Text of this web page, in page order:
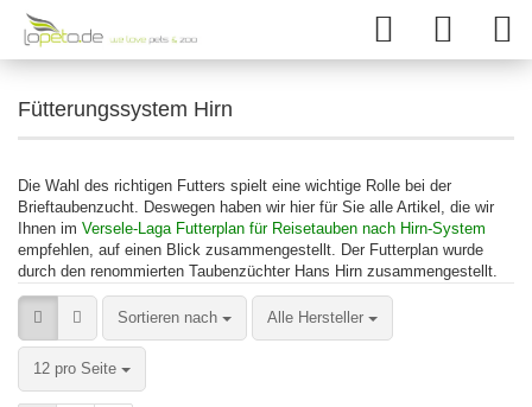
Fütterungssystem Hirn
Die Wahl des richtigen Futters spielt eine wichtige Rolle bei der
Brieftaubenzucht. Deswegen haben wir hier für Sie alle Artikel, die wir
Ihnen im Versele-Laga Futterplan für Reisetauben nach Hirn-System
empfehlen, auf einen Blick zusammengestellt. Der Futterplan wurde
durch den renommierten Taubenzüchter Hans Hirn zusammengestellt.
Sortieren nach Alle Hersteller
12 pro Seite